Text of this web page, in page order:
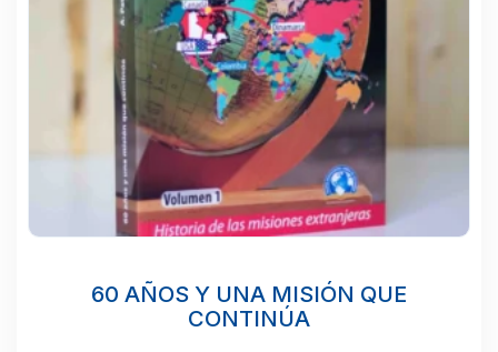
60 AÑOS Y UNA MISIÓN QUE
CONTINÚA